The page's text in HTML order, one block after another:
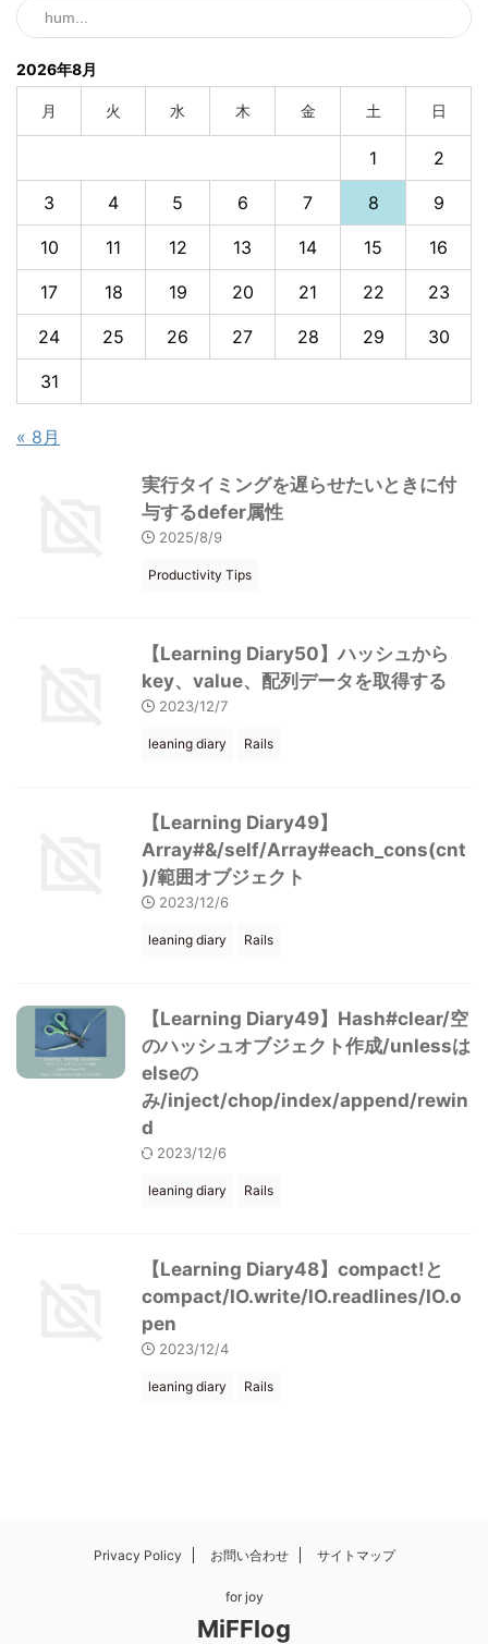
2026年8月
月 火 水 木 金 土 日
1 2
3 4 5 6 7 8 9
10 11 12 13 14 15 16
17 18 19 20 21 22 23
24 25 26 27 28 29 30
31
« 8月
実行タイミングを遅らせたいときに付
与するdefer属性
2025/8/9
Productivity Tips
【Learning Diary50】ハッシュから
key、value、配列データを取得する
2023/12/7
leaning diary Rails
【Learning Diary49】
Array#&/self/Array#each_cons(cnt
)/範囲オブジェクト
2023/12/6
leaning diary Rails
【Learning Diary49】Hash#clear/空
のハッシュオブジェクト作成/unlessは
elseの
み/inject/chop/index/append/rewin
d
2023/12/6
leaning diary Rails
【Learning Diary48】compact!と
compact/IO.write/IO.readlines/IO.o
pen
2023/12/4
leaning diary Rails
Privacy Policy お問い合わせ サイトマップ
for joy
MiFFlog